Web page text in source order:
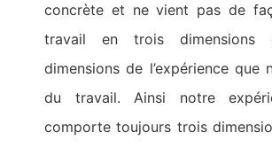
concrète et ne vient pas de
travail en trois dimensions
dimensions de l’expérience que
du travail. Ainsi notre
comporte toujours trois